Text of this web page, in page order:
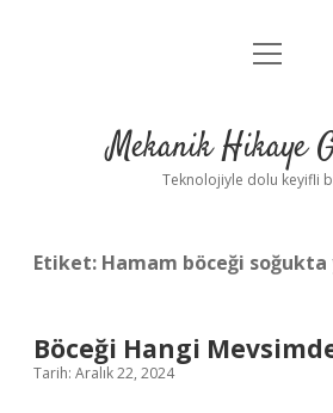
Anasayfa
Yasal Uyarı
menüyü
Mekanik Hikaye
Teknolojiyle dolu keyifli
Etiket: Hamam böceği soğukta
Böceği Hangi
Tarih: Aralık 22, 2024